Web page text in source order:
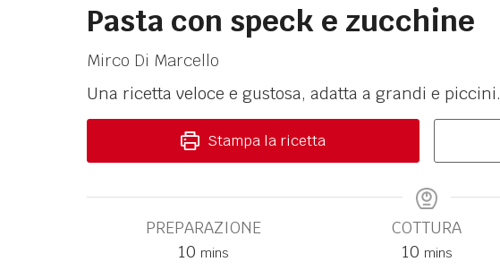
Pasta con speck e zucchine
Mirco Di Marcello
Una ricetta veloce e gustosa, adatta a grandi e piccini.
Stampa la ricetta
PREPARAZIONE
10 mins
COTTURA
10 mins